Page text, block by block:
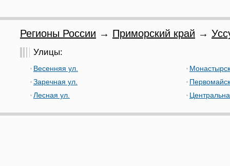
Регионы России → Приморский край →
Улицы:
Весенняя ул.
Заречная ул.
Лесная ул.